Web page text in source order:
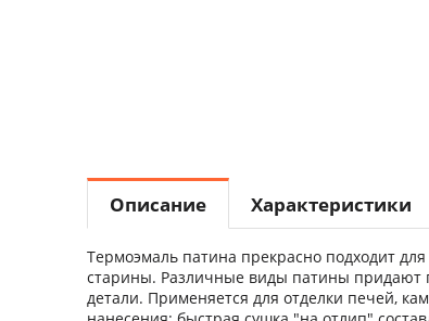
Описание Характеристики
Термоэмаль патина прекрасно подходит
старины. Различные виды патины придают
детали. Применяется для отделки печей,